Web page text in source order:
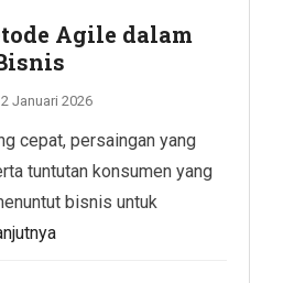
Agile dalam
Januari 2026
cepat, persaingan yang
tuntutan konsumen yang
bisnis untuk